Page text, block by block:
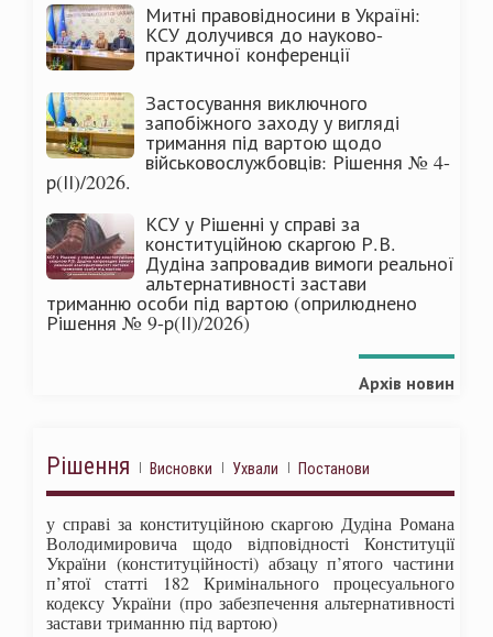
Митні правовідносини в Україні:
КСУ долучився до науково-
практичної конференції
Застосування виключного
запобіжного заходу у вигляді
тримання під вартою щодо
військовослужбовців: Рішення № 4-
р(ІІ)/2026.
КСУ у Рішенні у справі за
конституційною скаргою Р.В.
Дудіна запровадив вимоги реальної
альтернативності застави
триманню особи під вартою (оприлюднено
Рішення № 9-р(ІІ)/2026)
Архів новин
Рішення Висновки Ухвали Постанови
у справі за конституційною скаргою Дудіна Романа
Володимировича щодо відповідності Конституції
України (конституційності) абзацу п’ятого частини
п’ятої статті 182 Кримінального процесуального
кодексу України (про забезпечення альтернативності
застави триманню під вартою)